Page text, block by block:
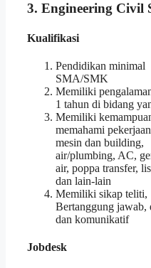
3. Engineering Civil
Kualifikasi
Pendidikan minimal
SMA/SMK
Memiliki
1 tahun di bidang
Memiliki
memahami
mesin dan building,
air/plumbing, AC,
air, poppa transfer,
dan lain-lain
Memiliki sikap teliti,
Bertanggung jawab,
dan komunikatif
Jobdesk